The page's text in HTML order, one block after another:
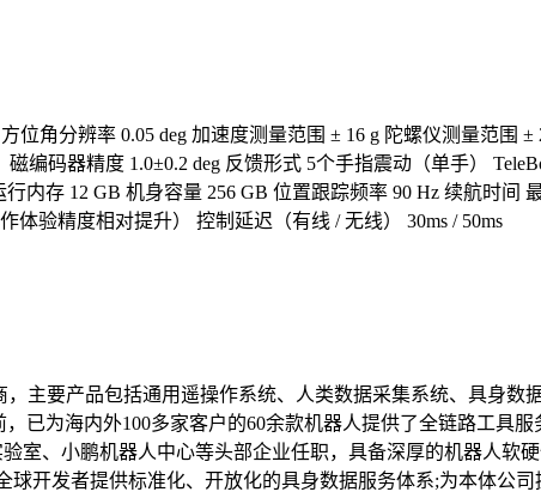
位角分辨率 0.05 deg 加速度测量范围 ± 16 g 陀螺仪测量范围
编码器精度 1.0±0.2 deg 反馈形式 5个手指震动（单手）
内存 12 GB 机身容量 256 GB 位置跟踪频率 90 Hz 续航时间
体验精度相对提升） 控制延迟（有线 / 无线） 30ms / 50ms
主要产品包括通用遥操作系统、人类数据采集系统、具身数
已为海内外100多家客户的60余款机器人提供了全链路工具服
室、小鹏机器人中心等头部企业任职，具备深厚的机器人软
开发者提供标准化、开放化的具身数据服务体系;为本体公